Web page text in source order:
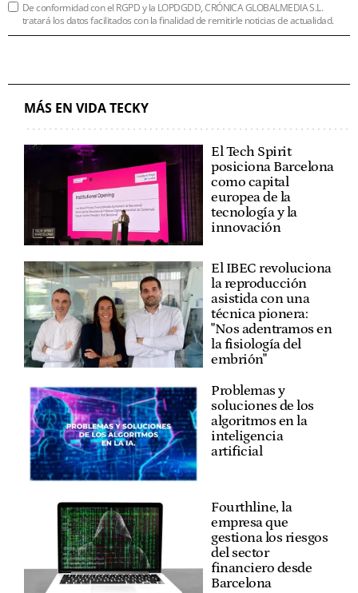
De conformidad con el RGPD y la LOPDGDD, CRÓNICA GLOBALMEDIA S.L.
tratará los datos facilitados con la finalidad de remitirle noticias de actualidad.
MÁS EN VIDA TECKY
El Tech Spirit
posiciona Barcelona
como capital
europea de la
tecnología y la
innovación
El IBEC revoluciona
la reproducción
asistida con una
técnica pionera:
"Nos adentramos en
la fisiología del
embrión"
Problemas y
soluciones de los
algoritmos en la
inteligencia
artificial
Fourthline, la
empresa que
gestiona los riesgos
del sector
financiero desde
Barcelona